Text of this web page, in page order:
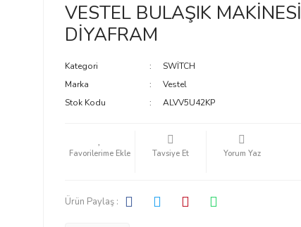
VESTEL BULAŞIK MAKİNESİ
DİYAFRAM
Kategori
SWİTCH
Marka
Vestel
Stok Kodu
ALVV5U42KP
Tavsiye Et Yorum Yaz
Ürün Paylaş :